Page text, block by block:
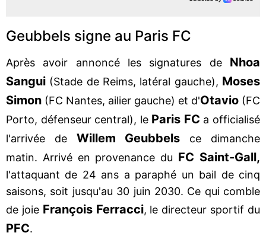
Geubbels signe au Paris FC
Après avoir annoncé les signatures de Nhoa
Sangui (Stade de Reims, latéral gauche), Moses
Simon (FC Nantes, ailier gauche) et d'Otavio (FC
Porto, défenseur central), leParis FC a officialisé
l'arrivée de Willem Geubbels ce dimanche
matin. Arrivé en provenance du FC Saint-Gall,
l'attaquant de 24 ans a paraphé un bail de cinq
saisons, soit jusqu'au 30 juin 2030. Ce qui comble
de joie François Ferracci, le directeur sportif du
PFC.